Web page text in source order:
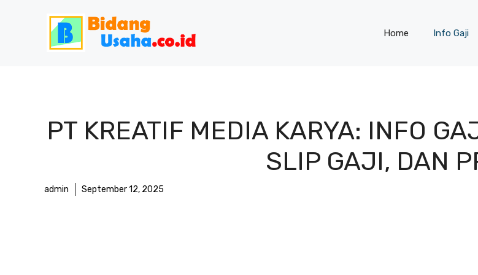
Home Info Gaji
PT KREATIF MEDIA KARYA: INFO
SLIP GAJI, DAN
admin September 12, 2025